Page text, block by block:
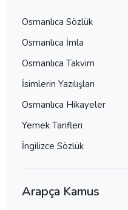
Osmanlıca Sözlük
Osmanlıca İmla
Osmanlıca Takvim
İsimlerin Yazılışları
Osmanlıca Hikayeler
Yemek Tarifleri
İngilizce Sözlük
Arapça Kamus